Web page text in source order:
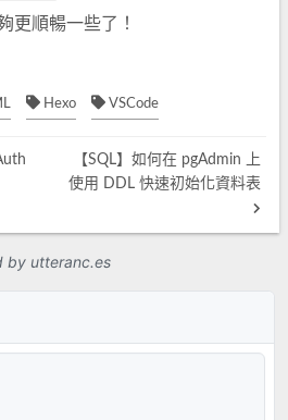
更順暢一些了！
Hexo VSCode
【SQL】如何在 pgAdmin 上
使用 DDL 快速初始化資料表